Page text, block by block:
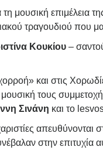
τη μουσική επιμέλεια
τραγουδιού που
Κουκίου –
και στις
τους
Σινάνη και το
στην επιτυχία